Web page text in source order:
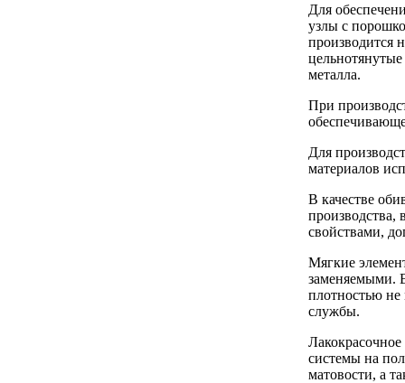
Для
узлы с
производится
металла.
При
Для
материалов
В качестве
производства,
свойствами,
Мягкие
заменяемыми.
плотностью не
службы.
системы на
матовости, а